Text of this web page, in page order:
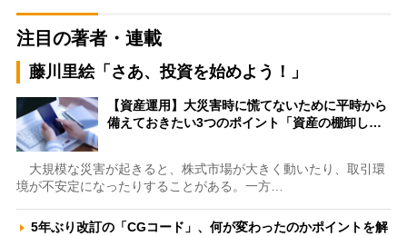
注目の著者・連載
藤川里絵「さあ、投資を始めよう！」
【資産運用】大災害時に慌てないために平時から
備えておきたい3つのポイント「資産の棚卸し…
大規模な災害が起きると、株式市場が大きく動いたり、取引環
境が不安定になったりすることがある。一方…
5年ぶり改訂の「CGコード」、何が変わったのかポイントを解